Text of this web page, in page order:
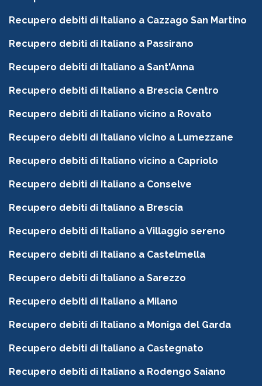
Recupero debiti di Italiano a Cazzago San Martino
Recupero debiti di Italiano a Passirano
Recupero debiti di Italiano a Sant'Anna
Recupero debiti di Italiano a Brescia Centro
Recupero debiti di Italiano vicino a Rovato
Recupero debiti di Italiano vicino a Lumezzane
Recupero debiti di Italiano vicino a Capriolo
Recupero debiti di Italiano a Conselve
Recupero debiti di Italiano a Brescia
Recupero debiti di Italiano a Villaggio sereno
Recupero debiti di Italiano a Castelmella
Recupero debiti di Italiano a Sarezzo
Recupero debiti di Italiano a Milano
Recupero debiti di Italiano a Moniga del Garda
Recupero debiti di Italiano a Castegnato
Recupero debiti di Italiano a Rodengo Saiano